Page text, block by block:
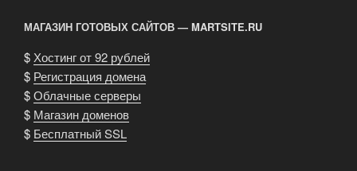
МАГАЗИН ГОТОВЫХ САЙТОВ — MARTSITE.RU
$Хостинг от 92 рублей
$ Регистрация домена
$Облачные серверы
$ Магазин доменов
$ Бесплатный SSL